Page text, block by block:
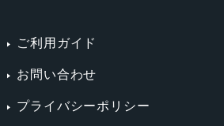
ご利用ガイド
お問い合わせ
プライバシーポリシー